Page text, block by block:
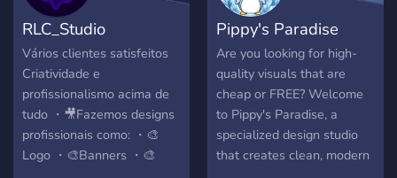
profissional! 📍 Chame no
atendimento ou use o canal
< ⁠〔🛒〕produtos > para
começar!
RLC_Studio
Vários clientes satisfeitos
Criatividade e
profissionalismo acima de
tudo ・🎥Fazemos designs
profissionais como: ・🎨
Logo ・🎨Banners ・🎨
Pippy's Paradise
Are you looking for high-
quality visuals that are
cheap or FREE? Welcome
to Pippy's Paradise, a
specialized design studio
that creates clean, modern